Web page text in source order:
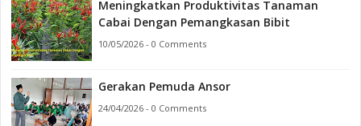
Meningkatkan Produktivitas Tanaman
Cabai Dengan Pemangkasan Bibit
10/05/2026 - 0 Comments
Gerakan Pemuda Ansor
24/04/2026 - 0 Comments